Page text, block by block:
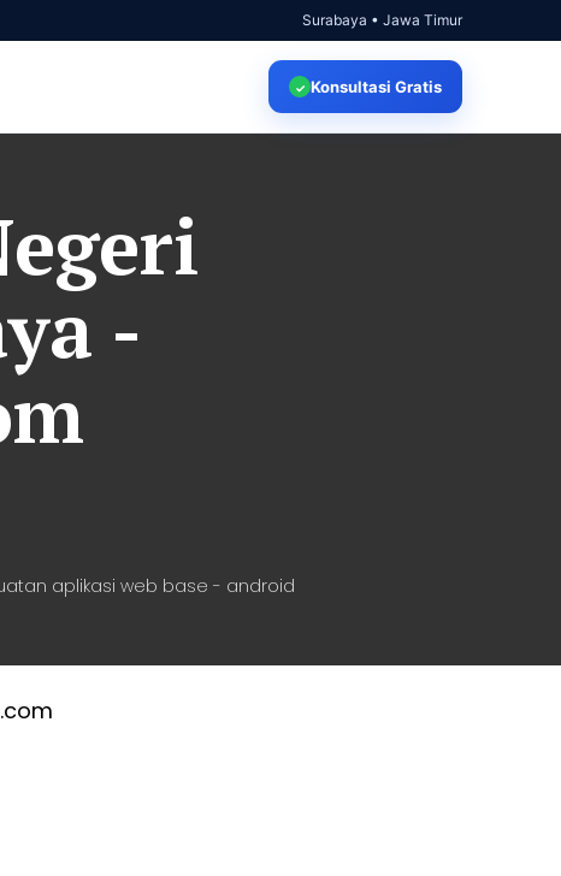
Surabaya • Jawa Timur
✓ Konsultasi Gratis
-
aplikasi web base - android